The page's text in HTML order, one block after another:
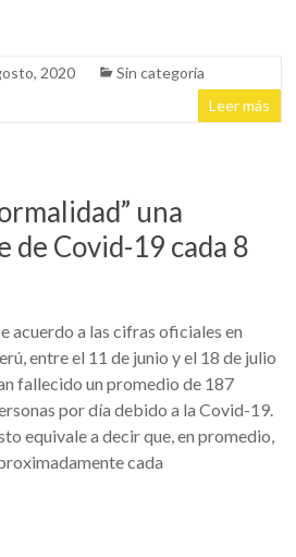
2020
Sin categoría
Leer más
una
de Covid-19 cada 8
acuerdo a las cifras oficiales en
entre el 11 de junio y el 18 de julio
fallecido un promedio de 187
por día debido a la Covid-19.
equivale a decir que, en promedio,
cada